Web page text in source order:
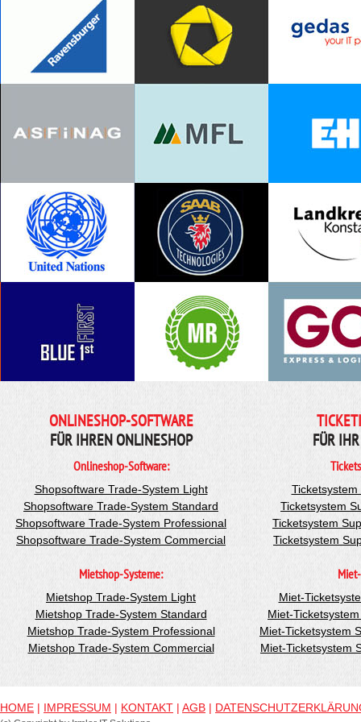
ONLINESHOP-SOFTWARE
FÜR IHREN ONLINESHOP
Onlineshop-Software:
Shopsoftware Trade-System Light
Shopsoftware Trade-System Standard
Shopsoftware Trade-System Professional
Shopsoftware Trade-System Commercial
Mietshop-Systeme:
Mietshop Trade-System Light
Mietshop Trade-System Standard
Mietshop Trade-System Professional
Mietshop Trade-System Commercial
FÜR
Ticketsystem
Ticketsystem
Ticketsystem
Miet-
Miet-
Miet-Ticketsystem
Miet-Ticketsystem
HOME | IMPRESSUM | KONTAKT | AGB |